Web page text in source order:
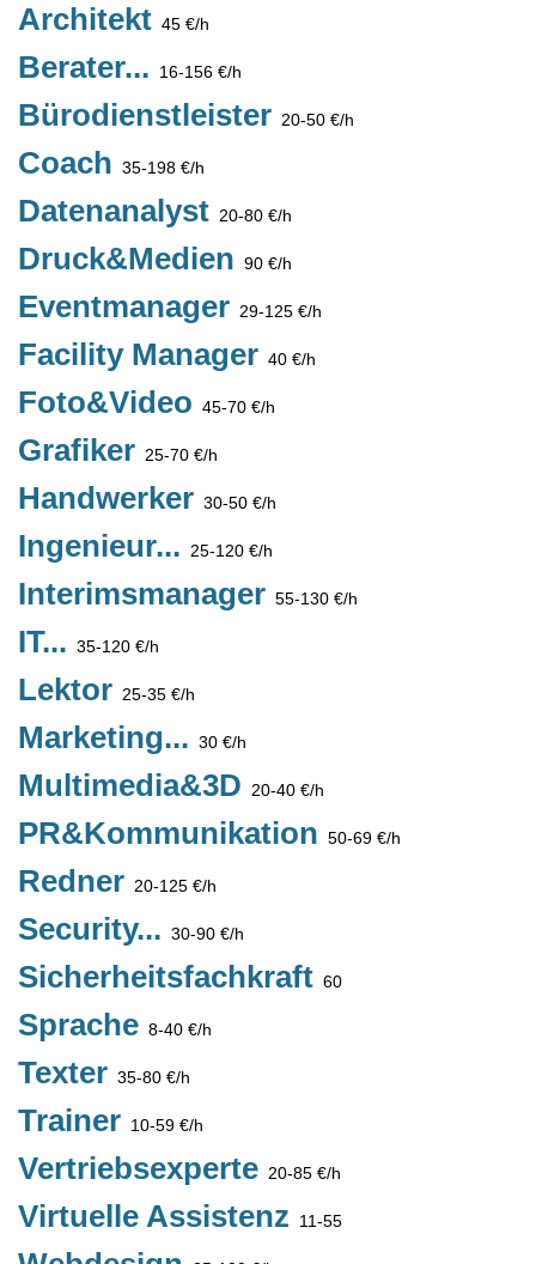
Architekt 45 €/h
Berater... 16-156 €/h
Bürodienstleister 20-50 €/h
Coach 35-198 €/h
Datenanalyst 20-80 €/h
Druck&Medien 90 €/h
Eventmanager 29-125 €/h
Facility Manager 40 €/h
Foto&Video 45-70 €/h
Grafiker 25-70 €/h
Handwerker 30-50 €/h
Ingenieur... 25-120 €/h
Interimsmanager 55-130 €/h
IT... 35-120 €/h
Lektor 25-35 €/h
Marketing... 30 €/h
Multimedia&3D 20-40 €/h
PR&Kommunikation 50-69 €/h
Redner 20-125 €/h
Security... 30-90 €/h
Sicherheitsfachkraft 60
Sprache 8-40 €/h
Texter 35-80 €/h
Trainer 10-59 €/h
Vertriebsexperte 20-85 €/h
Virtuelle Assistenz 11-55